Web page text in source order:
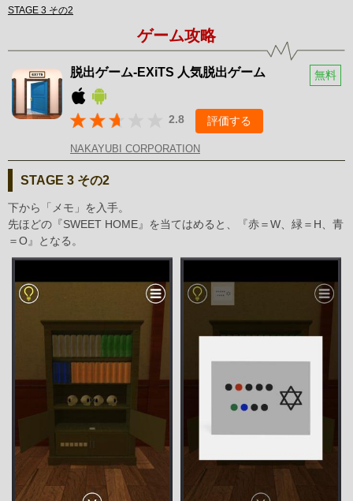
STAGE 3 その2
ゲーム攻略
脱出ゲーム-EXiTS 人気脱出ゲーム 無料
2.8 評価する
NAKAYUBI CORPORATION
STAGE 3 その2
下から「メモ」を入手。
先ほどの『SWEET HOME』を当てはめると、『赤＝W、緑＝H、青
＝O』となる。